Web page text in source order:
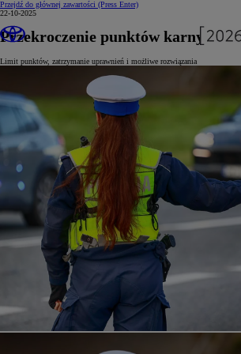
Przejdź do głównej zawartości (Press Enter)
22-10-2025
Przekroczenie punktów karnych
Limit punktów, zatrzymanie uprawnień i możliwe rozwiązania